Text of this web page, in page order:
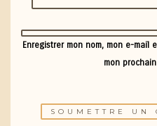
Enregistrer mon nom, mon e-
mon